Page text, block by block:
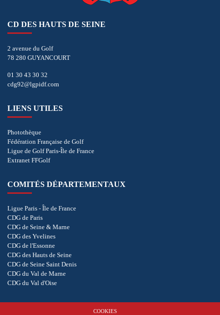
CD DES HAUTS DE SEINE
2 avenue du Golf
78 280 GUYANCOURT
01 30 43 30 32
cdg92@lgpidf.com
LIENS UTILES
Photothèque
Fédération Française de Golf
Ligue de Golf Paris-Île de France
Extranet FFGolf
COMITÉS DÉPARTEMENTAUX
Ligue Paris - Île de France
CDG de Paris
CDG de Seine & Marne
CDG des Yvelines
CDG de l'Essonne
CDG des Hauts de Seine
CDG de Seine Saint Denis
CDG du Val de Marne
CDG du Val d'Oise
COOKIES